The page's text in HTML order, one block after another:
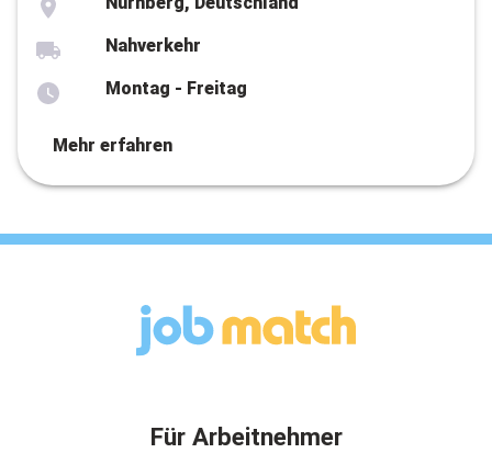
Nahverkehr
Montag - Freitag
Mehr erfahren
Für Arbeitnehmer